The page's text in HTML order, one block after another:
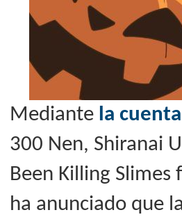
Mediante la
300 Nen, Shiranai
Been Killing Slimes
ha anunciado que